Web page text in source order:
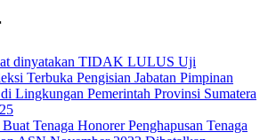
dinyatakan TIDAK LULUS Uji
Terbuka Pengisian Jabatan Pimpinan
Lingkungan Pemerintah Provinsi Sumatera
Tenaga Honorer Penghapusan Tenaga